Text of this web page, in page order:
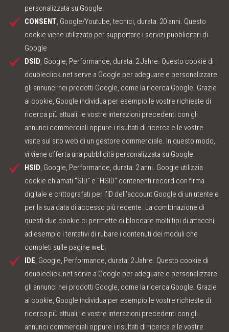
personalizzata su Google.
CONSENT , Google/Youtube, tecnici, durata: 20 anni. Questo
cookie viene utilizzato per supportare i servizi pubblicitari di
Google
DSID , Google, Performance, durata: 2 Jahre. Questo cookie di
doubleclick.net serve a Google per adeguare e personalizzare
gli annunci nei prodotti Google, come la ricerca Google. Grazie
ai cookie, Google individua per esempio le vostre richieste di
ricerca più attuali, le vostre interazioni precedenti con gli
annunci commerciali oppure i risultati di ricerca e le vostre
visite sul sito web di un gestore commerciale. In questo modo,
vi viene offerta una pubblicità personalizzata su Google.
HSID , Google, Performance, durata: 2 anni. Google utilizzia
cookie chiamati "SID" e "HSID" contenenti record con firma
digitale e crittografati per l'ID dell'account Google di un utente e
per la sua data di accesso più recente. La combinazione di
questi due cookie ci permette di bloccare molti tipi di attacchi,
ad esempio i tentativi di rubare i contenuti dei moduli che
completi sulle pagine web.
IDE , Google, Performance, durata: 2 Jahre. Questo cookie di
doubleclick.net serve a Google per adeguare e personalizzare
gli annunci nei prodotti Google, come la ricerca Google. Grazie
ai cookie, Google individua per esempio le vostre richieste di
ricerca più attuali, le vostre interazioni precedenti con gli
annunci commerciali oppure i risultati di ricerca e le vostre